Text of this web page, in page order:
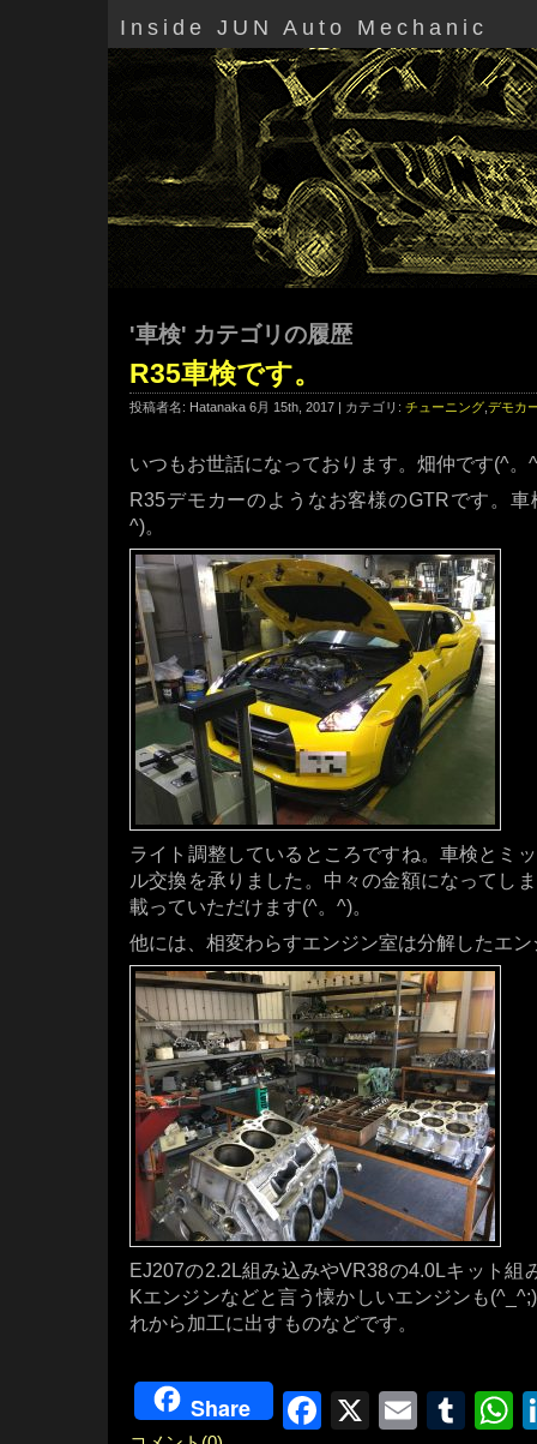
Inside JUN Auto Mechanic
'車検' カテゴリの履歴
R35車検です。
投稿者名: Hatanaka 6月 15th, 2017 | カテゴリ: チューニング デモカ
いつもお世話になっております。畑仲です(^。
R35デモカーのようなお客様のGTRです。
^)。
ライト調整しているところですね。車検とミ
ル交換を承りました。中々の金額になってし
載っていただけます(^。^)。
他には、相変わらすエンジン室は分解したエ
EJ207の2.2L組み込みやVR38の4.0Lキット組
Kエンジンなどと言う懐かしいエンジンも
れから加工に出すものなどです。
Share Facebook
X Email